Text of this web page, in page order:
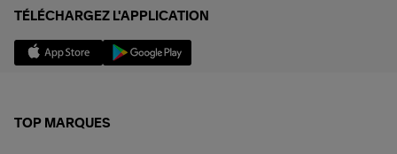
TÉLÉCHARGEZ L'APPLICATION
TOP MARQUES